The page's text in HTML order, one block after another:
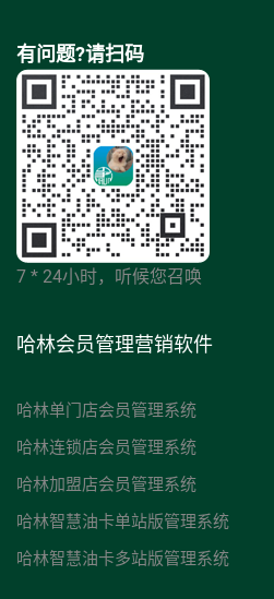
有问题?请扫码
7 * 24小时，听候您召唤
哈林会员管理营销软件
哈林单门店会员管理系统
哈林连锁店会员管理系统
哈林加盟店会员管理系统
哈林智慧油卡单站版管理系统
哈林智慧油卡多站版管理系统